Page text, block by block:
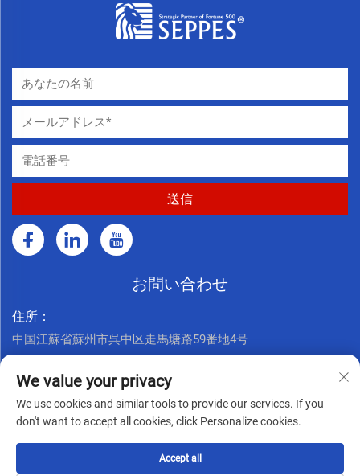
お問い合わせ
住所：
中国江蘇省蘇州市呉中区走馬塘路59番地4号
+86 17761926625
メールアドレス：
We value your privacy
We use cookies and similar tools to provide our services. If you
don't want to accept all cookies, click Personalize cookies.
Accept all